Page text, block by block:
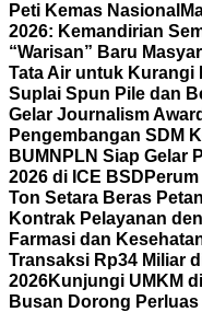
Peti Kemas Nasional
2026: Kemandirian
“Warisan” Baru
Tata Air untuk Kurangi
Suplai Spun Pile dan
Gelar Journalism
Pengembangan SDM
BUMN PLN Siap Gelar
2026 di ICE BSD
Ton Setara Beras
Kontrak Pelayanan
Farmasi dan
Transaksi Rp34 Miliar
2026Kunjungi UMKM
Busan Dorong